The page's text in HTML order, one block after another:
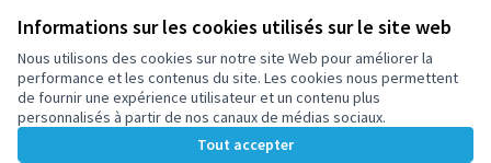
Informations sur les cookies utilisés sur le site web
Nous utilisons des cookies sur notre site Web pour améliorer la
performance et les contenus du site. Les cookies nous permettent
de fournir une expérience utilisateur et un contenu plus
personnalisés à partir de nos canaux de médias sociaux.
Tout accepter
Conditions d'utilisation
Paramètres des cookies
participez.nanterre.fr sur X
(Lien externe)
participez.nanterre.fr sur Facebook
participez.nanterre.fr sur Instagram
participez.nanterre.fr sur YouTube
(Lien externe)
participez.nanterre.fr sur GitHub
(Lien externe)